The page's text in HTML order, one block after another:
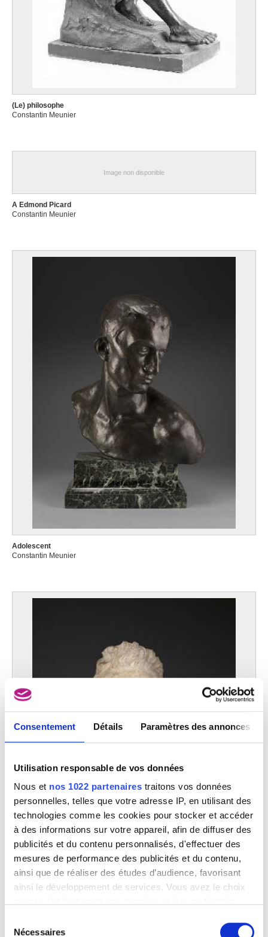
Consentement Détails Paramètres des annonces
Utilisation responsable de vos données
Nous et nos 1022 partenaires traitons vos données
personnelles, telles que votre adresse IP, en utilisant des
technologies comme les cookies pour stocker et accéder
à des informations sur votre appareil, afin de diffuser des
publicités et du contenu personnalisés, d'effectuer des
mesures de performance des publicités et du contenu,
ainsi que de réaliser des études d’audience, favorisant
ainsi le développement de services. Vous avez le choix
tout moment en consultant la Déclaration relative aux
Nécessaires
(Le) philosophe
Constantin Meunier
Image non disponible
A Edmond Picard
Constantin Meunier
Adolescent
Constantin Meunier
Adrien-Joseph Heymans